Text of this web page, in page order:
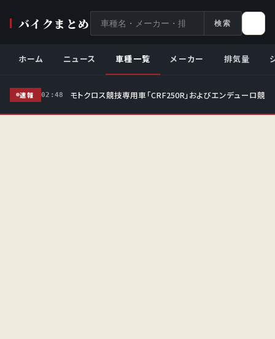
バイクまとめ
イ
内
索
検索
ホーム ニュース 車種一覧 メーカー 排気量
速報 02:48 モトクロス競技専用車「CRF250R」およびエンデューロ競